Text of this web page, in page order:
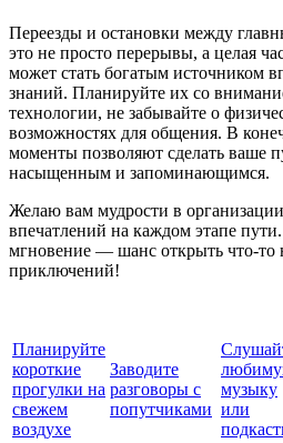
Переезды и остановки между
это не просто перерывы, а целая
может стать богатым источником
знаний. Планируйте их со
технологии, не забывайте о
возможностях для общения. В
моменты позволяют сделать ваше
насыщенным и запоминающимся.
Желаю вам мудрости в
впечатлений на каждом этапе
мгновение — шанс открыть что-то
приключений!
Планируйте
короткие
прогулки на
свежем
воздухе
Заводите
разговоры с
попутчиками
музыку
или